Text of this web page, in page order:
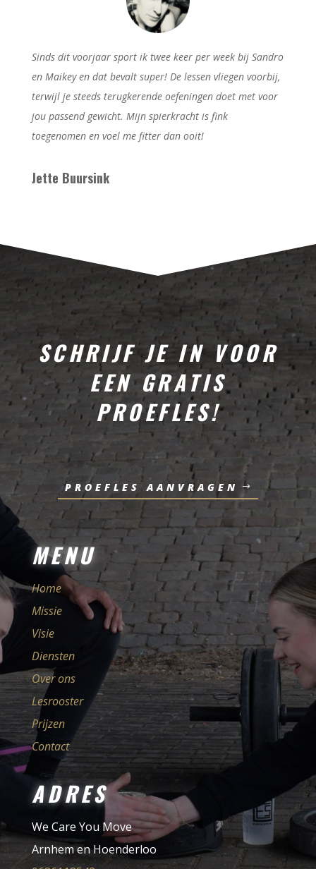
Sinds dit voorjaar sport ik twee keer per week bij Sandro
en Maikey en dat bevalt super! De lessen vliegen voorbij,
terwijl je steeds terugkerende oefeningen doet met voor
jou passend gewicht. Mijn spierkracht is fink
toegenomen en voel me fitter dan ooit!
Jette Buursink
SCHRIJF JE IN VOOR
EEN GRATIS
PROEFLES!
PROEFLES AANVRAGEN
MENU
Home
Missie
Visie
Diensten
Over ons
Lesrooster
Prijzen
Contact
ADRES
We Care You Move
Arnhem en Hoenderloo